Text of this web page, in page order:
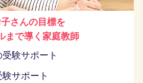
さんの目標を
まで導く 家庭教師
験サポート
サポート